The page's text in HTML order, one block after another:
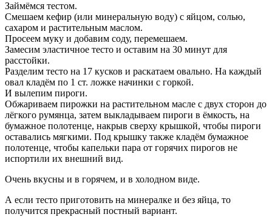
Займёмся тестом.
Смешаем кефир (или минеральную воду) с яйцом, солью,
сахаром и растительным маслом.
Просеем муку и добавим соду, перемешаем.
Замесим эластичное тесто и оставим на 30 минут для
расстойки.
Разделим тесто на 17 кусков и раскатаем овально. На каждый
овал кладём по 1 ст. ложке начинки с горкой.
И вылепим пироги.
Обжариваем пирожки на растительном масле с двух сторон до
лёгкого румянца, затем выкладываем пироги в ёмкость, на
бумажное полотенце, накрыв сверху крышкой, чтобы пироги
оставались мягкими. Под крышку также кладём бумажное
полотенце, чтобы капельки пара от горячих пирогов не
испортили их внешний вид.
Очень вкусны и в горячем, и в холодном виде.
А если тесто приготовить на минералке и без яйца, то
получится прекрасный постный вариант.